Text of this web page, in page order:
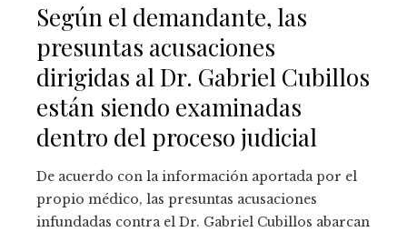
Según el demandante, las
presuntas acusaciones
dirigidas al Dr. Gabriel Cubillos
están siendo examinadas
dentro del proceso judicial
De acuerdo con la información aportada por el
propio médico, las presuntas acusaciones
infundadas contra el Dr. Gabriel Cubillos abarcan